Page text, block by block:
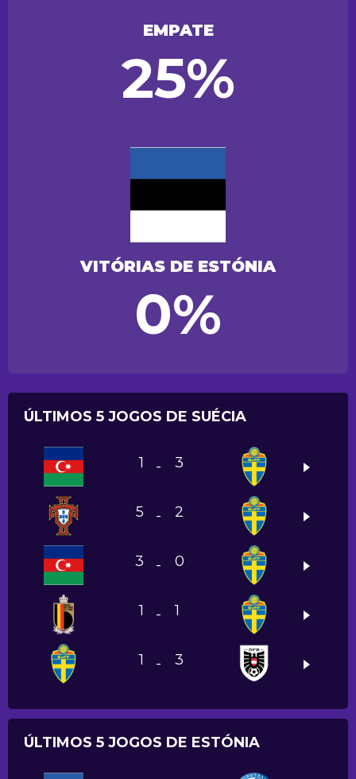
EMPATE
25%
VITÓRIAS DE ESTÓNIA
0%
ÚLTIMOS 5 JOGOS DE SUÉCIA
1 - 3
5 - 2
3 - 0
1 - 1
1 - 3
ÚLTIMOS 5 JOGOS DE ESTÓNIA